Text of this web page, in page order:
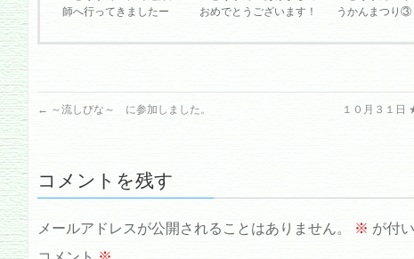
師へ行ってきましたー
おめでとうございます！
うかんまつり③
← ～流しびな～ に参加しました。
１０月３１日
コメントを残す
メールアドレスが公開されることはありません。 ※ が付